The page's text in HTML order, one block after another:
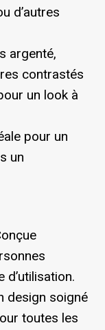
d’autres
argenté,
contrastés
un look à
pour un
un
d’utilisation.
design soigné
toutes les